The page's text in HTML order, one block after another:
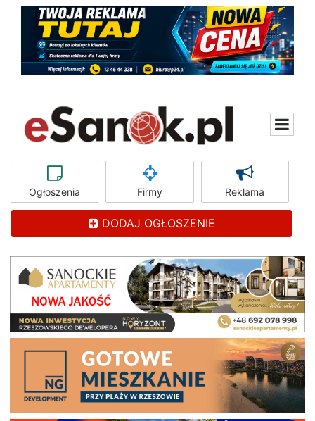
Ogłoszenia Firmy Reklama
DODAJ OGŁOSZENIE